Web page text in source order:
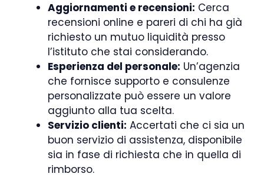
Aggiornamenti e recensioni: Cerca
recensioni online e pareri di chi ha già
richiesto un mutuo liquidità presso
l’istituto che stai considerando.
Esperienza del personale: Un’agenzia
che fornisce supporto e consulenze
personalizzate può essere un valore
aggiunto alla tua scelta.
Servizio clienti: Accertati che ci sia un
buon servizio di assistenza, disponibile
sia in fase di richiesta che in quella di
rimborso.